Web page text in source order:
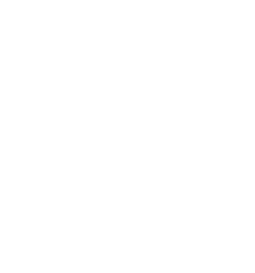
auf. Die Optionen